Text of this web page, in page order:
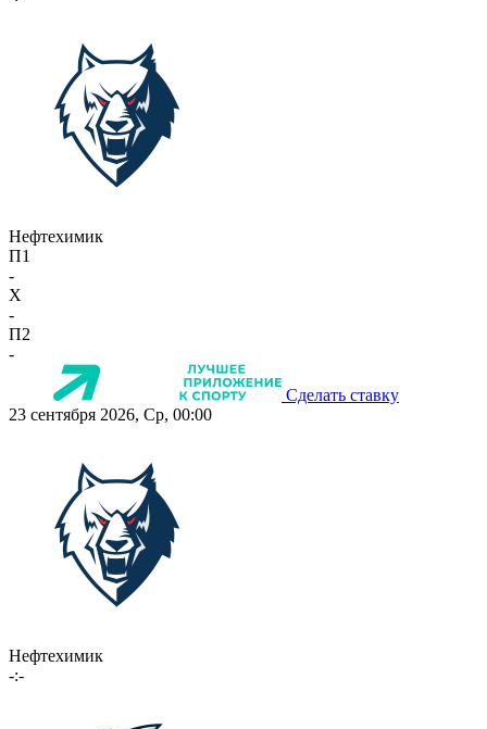
Нефтехимик
П1
-
X
-
П2
-
Сделать ставку
23 сентября 2026, Ср, 00:00
Нефтехимик
-:-